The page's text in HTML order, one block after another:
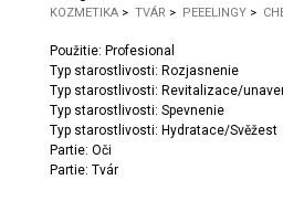
KOZMETIKA > TVÁR > PEEELINGY >
Použitie: Profesional
Typ starostlivosti: Rozjasnenie
Typ starostlivosti: Revitalizace/
Typ starostlivosti: Spevnenie
Typ starostlivosti: Hydratace/Svěžest
Partie: Oči
Partie: Tvár